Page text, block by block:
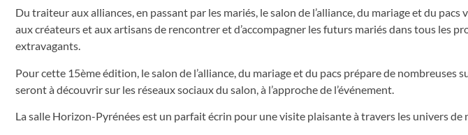
Du traiteur aux alliances, en passant par les mariés, le salon de l’alliance, du mariage et du
aux créateurs et aux artisans de rencontrer et d’accompagner les futurs mariés dans tous les
extravagants.
Pour cette 15ème édition, le salon de l’alliance, du mariage et du pacs prépare de nombreuses
seront à découvrir sur les réseaux sociaux du salon, à l’approche de l’événement.
La salle Horizon-Pyrénées est un parfait écrin pour une visite plaisante à travers les univers